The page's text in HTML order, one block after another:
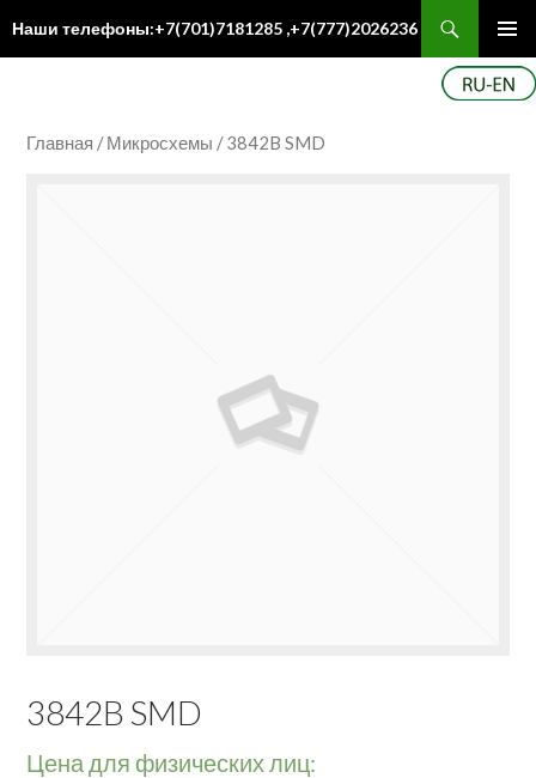
Наши телефоны:+7(701)7181285 ,+7(777)2026236
Главная /Микросхемы / 3842B SMD
3842B SMD
Цена для физических лиц: